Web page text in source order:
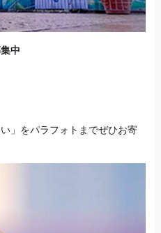
中
」をパラフォトまでぜひお寄